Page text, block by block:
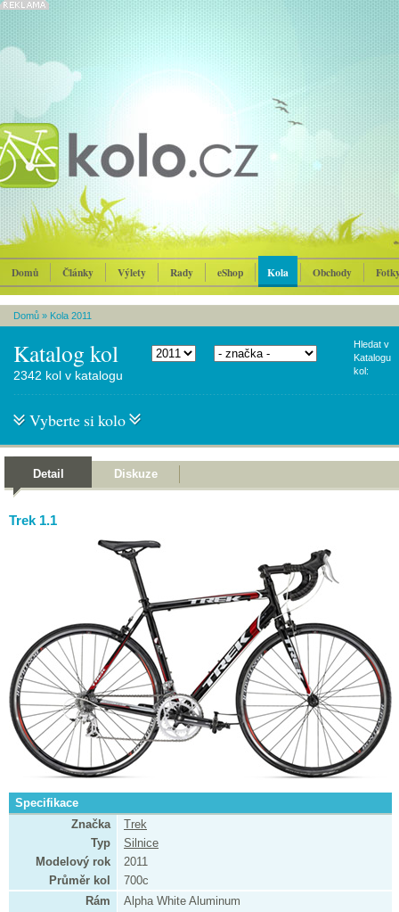
Domů Články Výlety Rady eShop Kola Obchody
Domů » Kola 2011
Katalog kol
Hledat v
Katalogu
kol:
2342 kol v katalogu
Vyberte si kolo
Detail Diskuze
Trek 1.1
Specifikace
Značka
Trek
Typ
Silnice
Modelový rok
2011
Průměr kol
700c
Rám
Alpha White Aluminum